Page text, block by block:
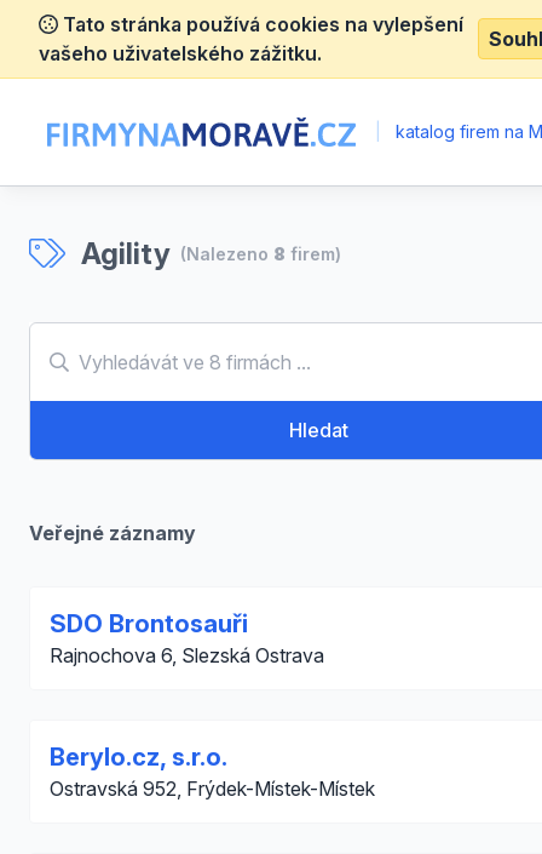
Tato stránka používá cookies na vylepšení
vašeho uživatelského zážitku.
katalog firem na
Agility (Nalezeno 8 firem)
Hledat
Veřejné záznamy
SDO Brontosauři
Rajnochova 6, Slezská Ostrava
Berylo.cz, s.r.o.
Ostravská 952, Frýdek-Místek-Místek